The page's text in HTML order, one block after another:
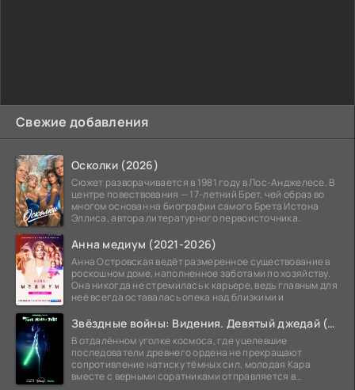
Свежие добавления
Осколки (2026)
Сюжет разворачивается в 1981 году в Лос-Анджелесе. В
центре повествования — 17-летний Брет, чей образ во
многом основан на биографии самого Брета Истона
Эллиса, автора литературного первоисточника.
Анна медиум (2021-2026)
Анна Островская ведёт размеренное существование в
роскошном доме, наполненное заботами по хозяйству.
Она никогда не стремилась к карьере, ведь главным для
неё всегда оставалась опека над близкими и
Звёздные войны: Видения. Девятый джедай (2026)
В отдалённом уголке космоса, где уцелевшие
последователи древнего ордена не прекращают
сопротивление натиску тёмных сил, молодая Кара
вместе с верными соратниками отправляется в